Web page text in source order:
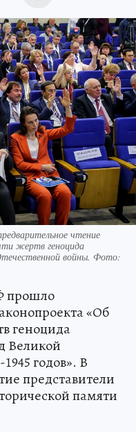
чтение
жертв геноцида
войны. Фото:
прошло
«Об
геноцида
Великой
годов». В
представители
памяти